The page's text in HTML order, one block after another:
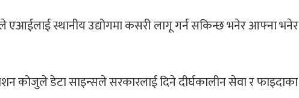
एआईलाई स्थानीय उद्योगमा कसरी लागू गर्न सकिन्छ भनेर आफ्ना भनेर
कोजुले डेटा साइन्सले सरकारलाई दिने दीर्घकालीन सेवा र फाइदाका